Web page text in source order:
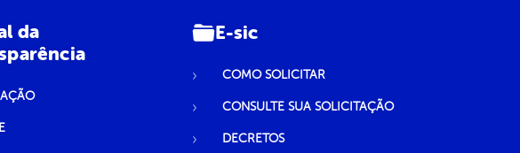
da
E-sic
COMO SOLICITAR
CONSULTE SUA SOLICITAÇÃO
DECRETOS